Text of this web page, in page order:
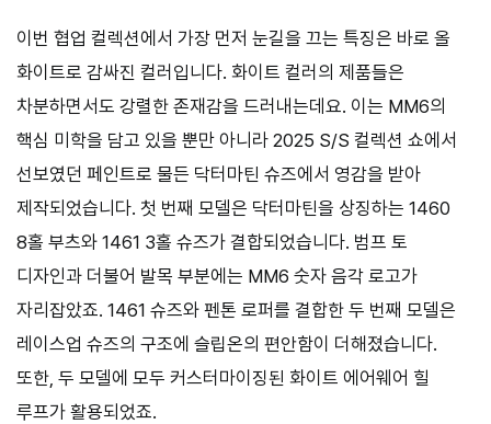
이번 협업 컬렉션에서 가장 먼저 눈길을 끄는 특징은 바로 올
화이트로 감싸진 컬러입니다. 화이트 컬러의 제품들은
차분하면서도 강렬한 존재감을 드러내는데요. 이는 MM6의
핵심 미학을 담고 있을 뿐만 아니라 2025 S/S 컬렉션 쇼에서
선보였던 페인트로 물든 닥터마틴 슈즈에서 영감을 받아
제작되었습니다. 첫 번째 모델은 닥터마틴을 상징하는 1460
8홀 부츠와 1461 3홀 슈즈가 결합되었습니다. 범프 토
디자인과 더불어 발목 부분에는 MM6 숫자 음각 로고가
자리잡았죠. 1461 슈즈와 펜톤 로퍼를 결합한 두 번째 모델은
레이스업 슈즈의 구조에 슬립온의 편안함이 더해졌습니다.
또한, 두 모델에 모두 커스터마이징된 화이트 에어웨어 힐
루프가 활용되었죠.